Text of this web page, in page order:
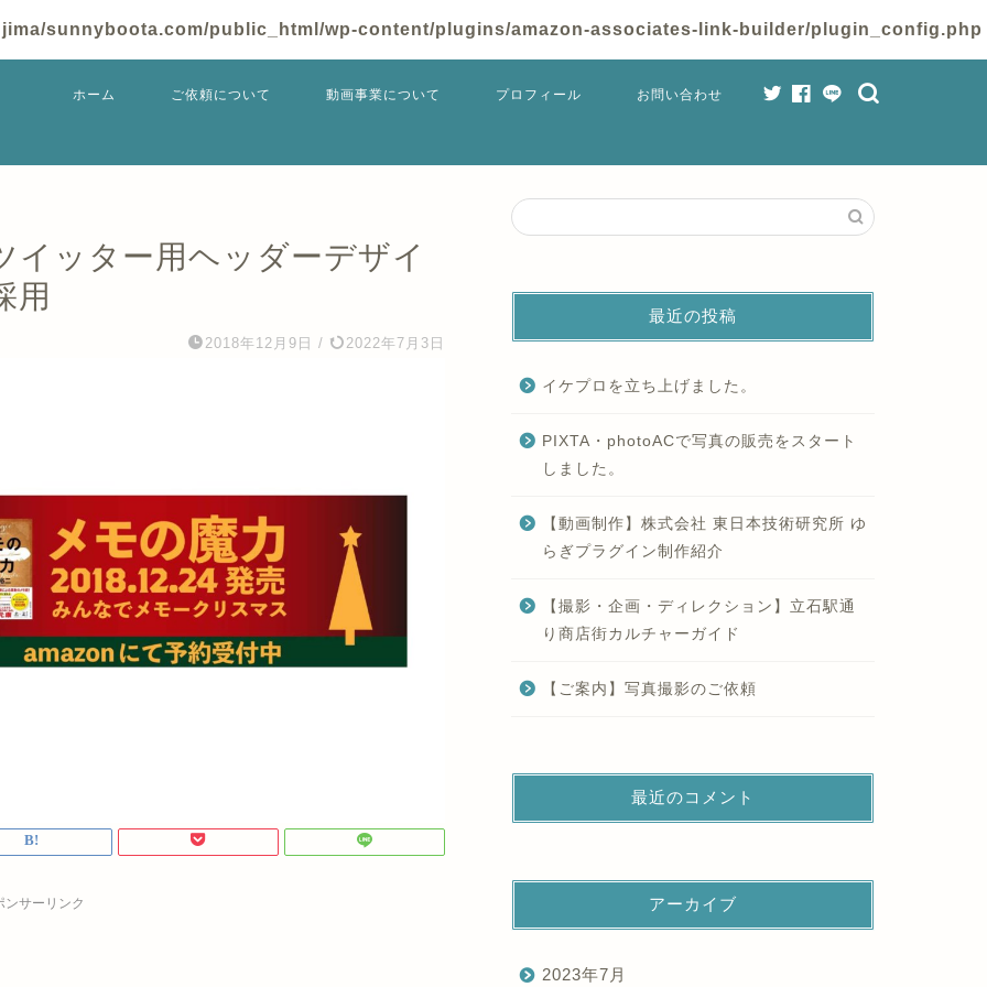
sunnyboota.com/public_html/wp-content/plugins/amazon-associates-link-builder/plugin_config.php
ホーム ご依頼について 動画事業について プロフィール お問い合わせ
ッター用ヘッダーデザイ
用
2018年12月9日 / 2022年7月3日
ンサーリンク
最近の投稿
イケプロを立ち上げました。
PIXTA・photoACで写真の販売をスタート
しました。
【動画制作】株式会社 東日本技術研究所 ゆ
らぎプラグイン制作紹介
【撮影・企画・ディレクション】立石駅通
り商店街カルチャーガイド
【ご案内】写真撮影のご依頼
最近のコメント
アーカイブ
2023年7月